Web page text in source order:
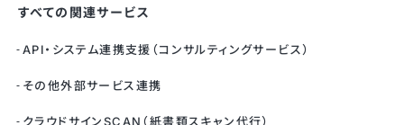
すべての関連サービス
API・システム連携支援（コンサルティングサービス）
その他外部サービス連携
クラウドサインSCAN（紙書類スキャン代行）